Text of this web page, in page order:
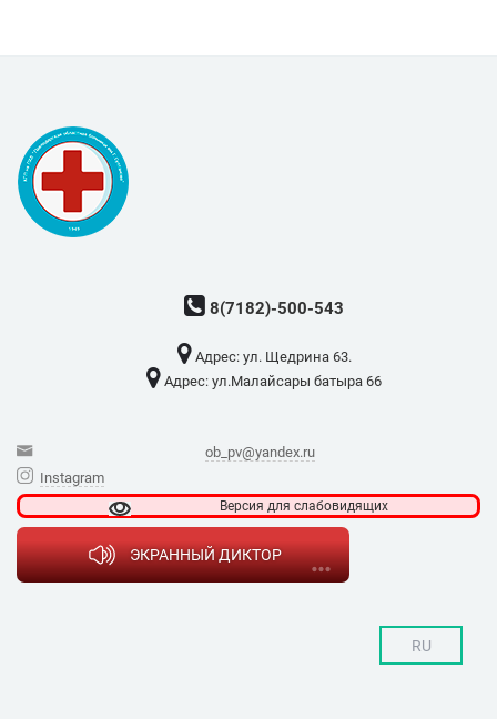
8(7182)-500-543
Адрес: ​ул. Щедрина 63.
Адрес: ​ул.Малайсары батыра 66
ob_pv@yandex.ru
Instagram
Версия для слабовидящих
ЭКРАННЫЙ ДИКТОР
RU